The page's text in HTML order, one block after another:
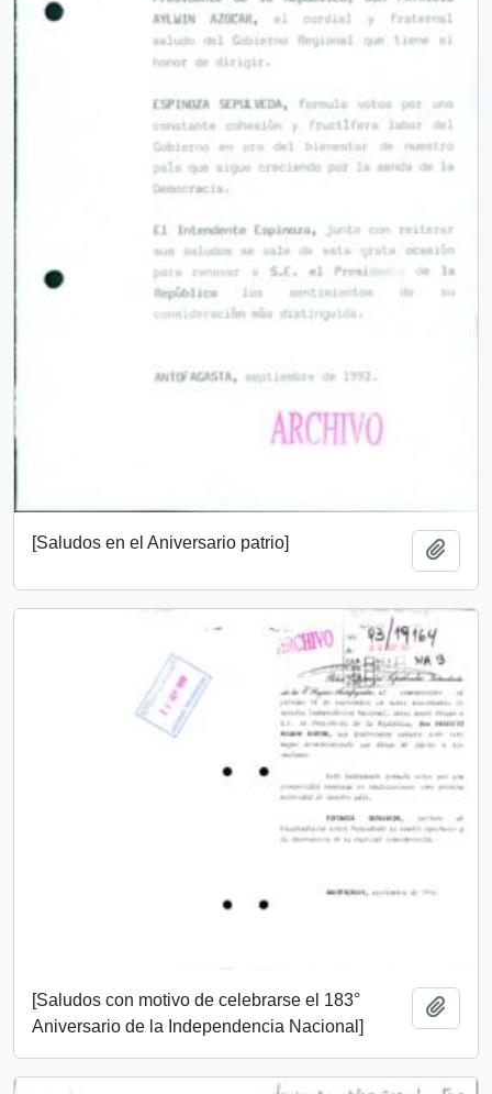
[Saludos en el Aniversario patrio]
[Saludos con motivo de celebrarse el 183°
Aniversario de la Independencia Nacional]